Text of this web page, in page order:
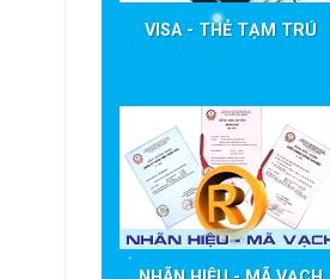
VISA - THẺ TẠM TRÚ